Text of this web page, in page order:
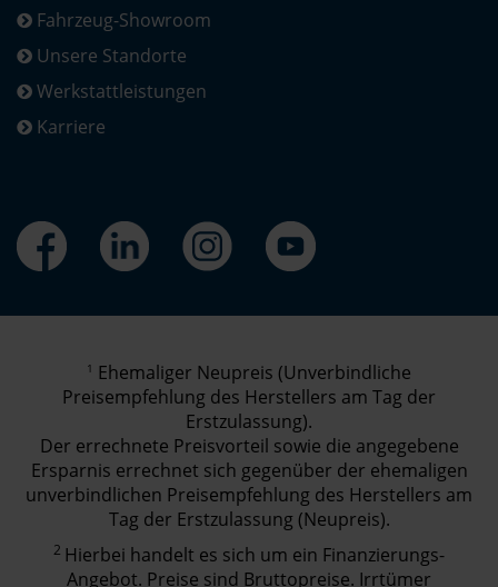
Fahrzeug-Showroom
Unsere Standorte
Werkstattleistungen
Karriere
1 Ehemaliger Neupreis (Unverbindliche
Preisempfehlung des Herstellers am Tag der
Erstzulassung).
Der errechnete Preisvorteil sowie die angegebene
Ersparnis errechnet sich gegenüber der ehemaligen
unverbindlichen Preisempfehlung des Herstellers am
Tag der Erstzulassung (Neupreis).
2 Hierbei handelt es sich um ein Finanzierungs-
Angebot. Preise sind Bruttopreise. Irrtümer